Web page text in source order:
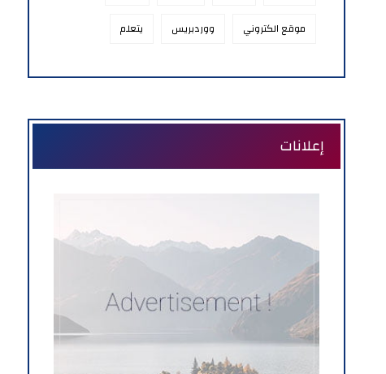
موقع الكتروني ووردبريس يتعلم
إعلانات